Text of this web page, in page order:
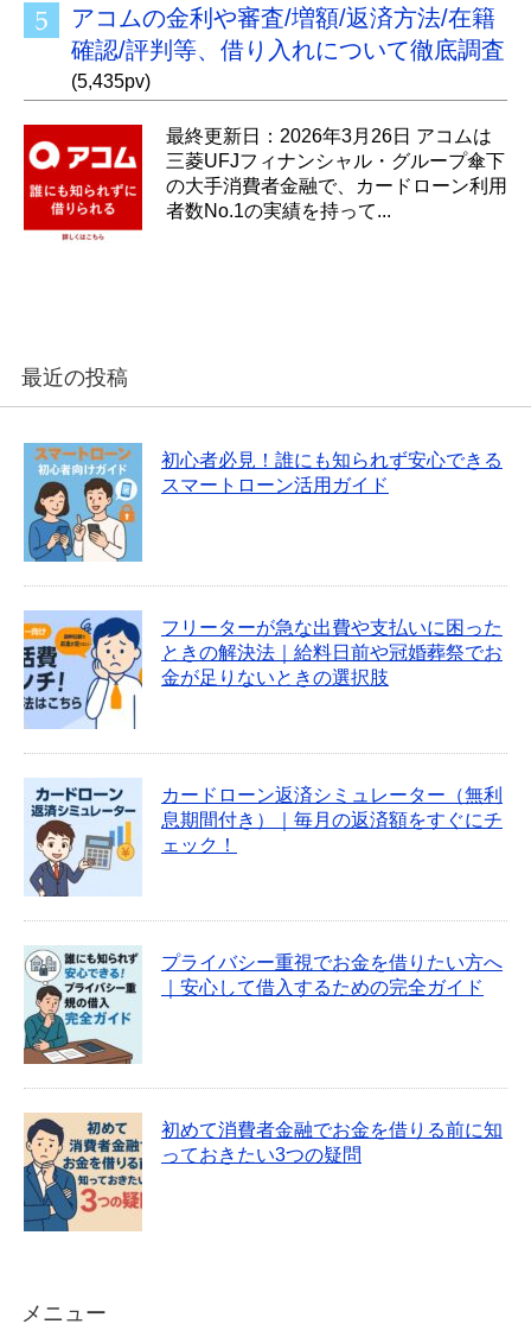
アコムの金利や審査/増額/返済方法/在籍
確認/評判等、借り入れについて徹底調査
(5,435pv)
最終更新日：2026年3月26日 アコムは
三菱UFJフィナンシャル・グループ傘下
の大手消費者金融で、カードローン利用
者数No.1の実績を持って...
最近の投稿
初心者必見！誰にも知られず安心できる
スマートローン活用ガイド
フリーターが急な出費や支払いに困った
ときの解決法｜給料日前や冠婚葬祭でお
金が足りないときの選択肢
カードローン返済シミュレーター（無利
息期間付き）｜毎月の返済額をすぐにチ
ェック！
プライバシー重視でお金を借りたい方へ
｜安心して借入するための完全ガイド
初めて消費者金融でお金を借りる前に知
っておきたい3つの疑問
メニュー